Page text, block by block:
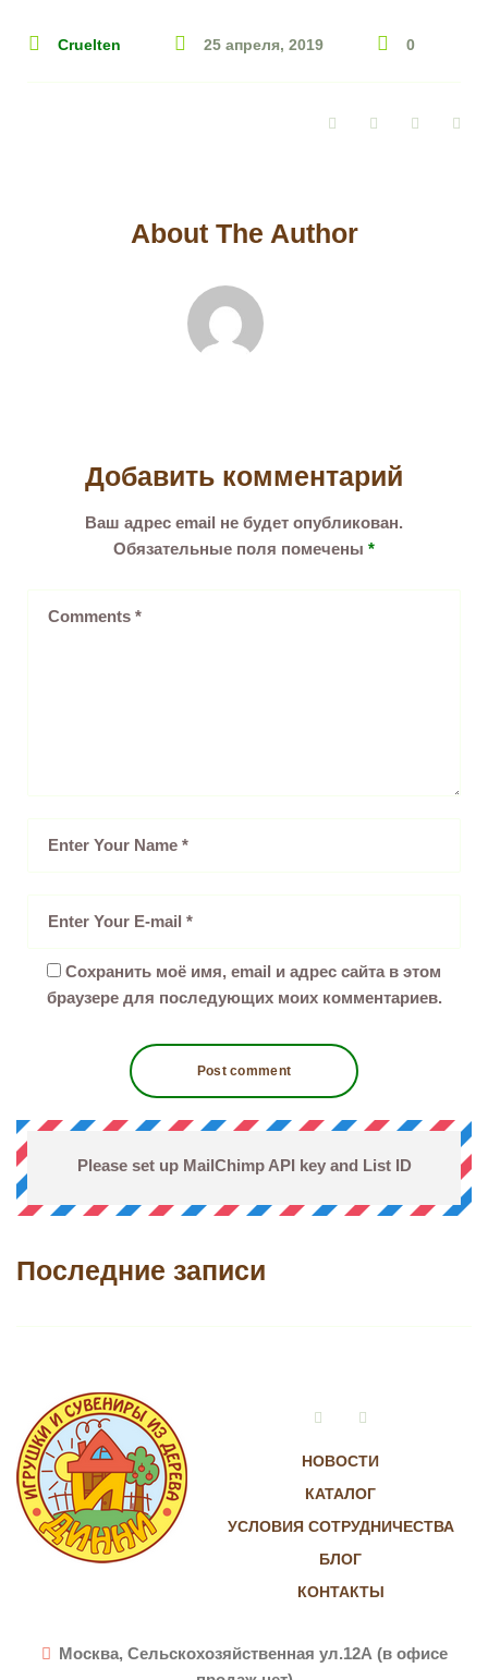
Cruelten 25 апреля, 2019 0
FacebookTwitter Google+
About The Author
Добавить комментарий
Ваш адрес email не будет опубликован.
Обязательные поля помечены *
Сохранить моё имя, email и адрес сайта в этом
браузере для последующих моих комментариев.
Please set up MailChimp API key and List ID
Последние записи
НОВОСТИ
КАТАЛОГ
УСЛОВИЯ СОТРУДНИЧЕСТВА
БЛОГ
КОНТАКТЫ
VkontakteInstagram
Москва, Сельскохозяйственная ул.12А (в офисе